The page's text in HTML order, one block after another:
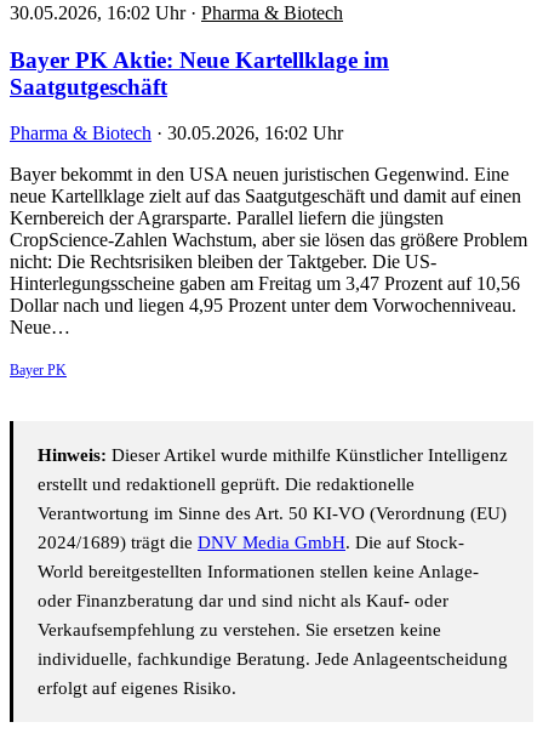
30.05.2026, 16:02 Uhr · Pharma & Biotech
Bayer PK Aktie: Neue Kartellklage im
Saatgutgeschäft
Pharma & Biotech · 30.05.2026, 16:02 Uhr
Bayer bekommt in den USA neuen juristischen Gegenwind. Eine
neue Kartellklage zielt auf das Saatgutgeschäft und damit auf einen
Kernbereich der Agrarsparte. Parallel liefern die jüngsten
CropScience-Zahlen Wachstum, aber sie lösen das größere Problem
nicht: Die Rechtsrisiken bleiben der Taktgeber. Die US-
Hinterlegungsscheine gaben am Freitag um 3,47 Prozent auf 10,56
Dollar nach und liegen 4,95 Prozent unter dem Vorwochenniveau.
Neue…
Bayer PK
Hinweis: Dieser Artikel wurde mithilfe Künstlicher Intelligenz
erstellt und redaktionell geprüft. Die redaktionelle
Verantwortung im Sinne des Art. 50 KI-VO (Verordnung (EU)
2024/1689) trägt die DNV Media GmbH. Die auf Stock-
World bereitgestellten Informationen stellen keine Anlage-
oder Finanzberatung dar und sind nicht als Kauf- oder
Verkaufsempfehlung zu verstehen. Sie ersetzen keine
individuelle, fachkundige Beratung. Jede Anlageentscheidung
erfolgt auf eigenes Risiko.